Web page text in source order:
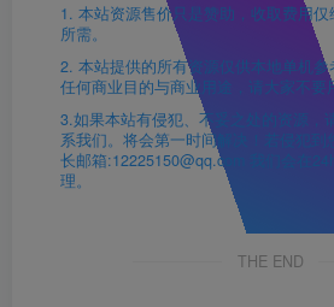
1. 本站资源售价只是赞助，收取费用
所需。
2. 本站提供的所有资源仅供本地单机
任何商业目的与商业用途，请大家不要
3.如果本站有侵犯、不妥之处的资源，
系我们。将会第一时间解决！若侵犯到
长邮箱:12225150@qq.com 我们会在
理。
THE END